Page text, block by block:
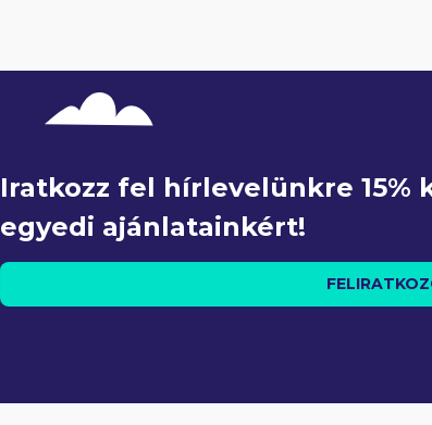
Iratkozz fel hírlevelünkre 15%
egyedi ajánlatainkért!